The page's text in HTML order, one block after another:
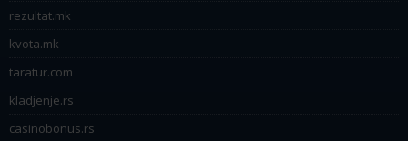
rezultat.mk
kvota.mk
taratur.com
kladjenje.rs
casinobonus.rs